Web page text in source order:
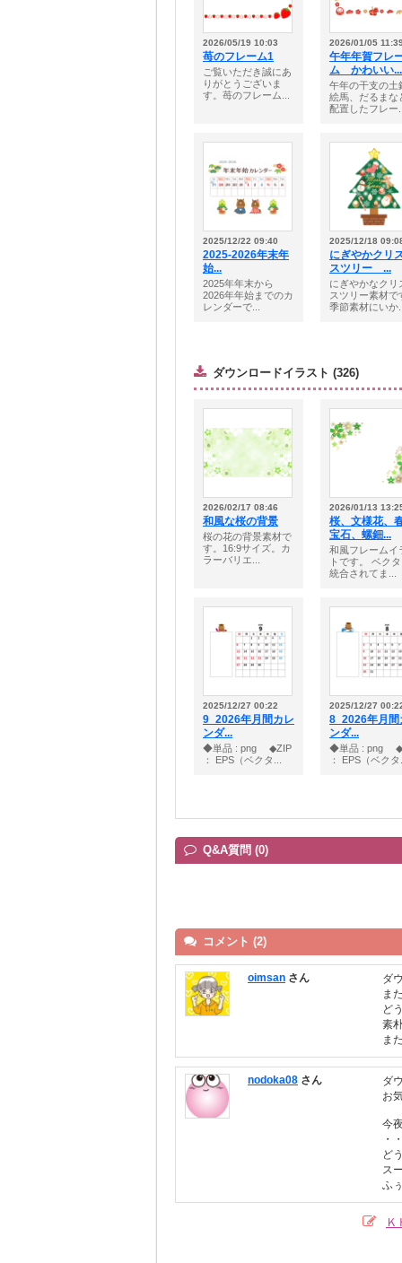
2026/05/19 10:03
苺のフレーム1
ご覧いただき誠にあ
りがとうございま
す。苺のフレーム...
2026/01/05
午年年賀フレ
ム かわいい...
午年の干支の土
絵馬、だるまな
配置したフレー
2025/12/22 09:40
2025-2026年末年
始...
2025年年末から
2026年年始までのカ
レンダーで...
2025/12/18
にぎやかクリ
スツリー ...
にぎやかなクリ
スツリー素材で
季節素材にいか
ダウンロードイラスト (326)
2026/02/17 08:46
和風な桜の背景
桜の花の背景素材で
す。16:9サイズ。カ
ラーバリエ...
2026/01/13
桜、文様花、
宝石、螺鈿...
和風フレームイ
トです。 ベク
統合されてま...
2025/12/27 00:22
9_2026年月間カレ
ンダ...
◆単品 : png ◆ZIP
： EPS（ベクタ...
2025/12/27
8_2026年月間
ンダ...
◆単品 : png
： EPS（ベク
Q&A質問 (0)
コメント (2)
oimsan さん
ダ
ま
ど
素
ま
nodoka08 さん
ダ
お
今
・
ど
ス
ふ